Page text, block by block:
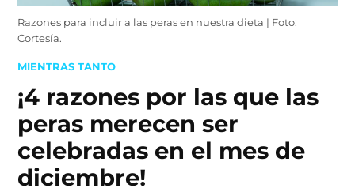
Razones para incluir a las peras en nuestra dieta | Foto:
Cortesía.
POSTED
MIENTRAS TANTO
¡4 razones por las que las
peras merecen ser
celebradas en el mes de
diciembre!